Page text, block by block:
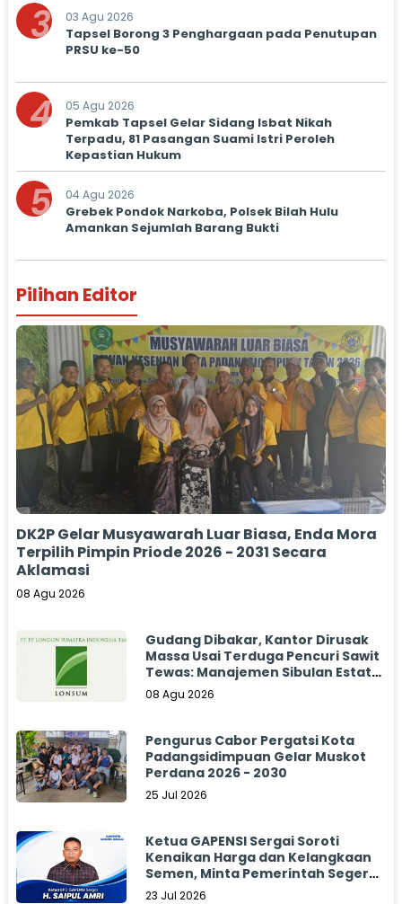
3 03 Agu 2026
Tapsel Borong 3 Penghargaan pada Penutupan
PRSU ke-50
4 05 Agu 2026
Pemkab Tapsel Gelar Sidang Isbat Nikah
Terpadu, 81 Pasangan Suami Istri Peroleh
Kepastian Hukum
5 04 Agu 2026
Grebek Pondok Narkoba, Polsek Bilah Hulu
Amankan Sejumlah Barang Bukti
Pilihan Editor
DK2P Gelar Musyawarah Luar Biasa, Enda Mora
Terpilih Pimpin Priode 2026 - 2031 Secara
Aklamasi
08 Agu 2026
Gudang Dibakar, Kantor Dirusak
Massa Usai Terduga Pencuri Sawit
Tewas: Manajemen Sibulan Estate
Bungkam
08 Agu 2026
Pengurus Cabor Pergatsi Kota
Padangsidimpuan Gelar Muskot
Perdana 2026 - 2030
25 Jul 2026
Ketua GAPENSI Sergai Soroti
Kenaikan Harga dan Kelangkaan
Semen, Minta Pemerintah Segera
Bertindak
23 Jul 2026